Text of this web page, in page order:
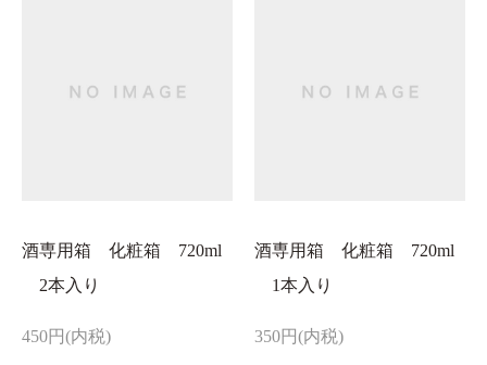
酒専用箱 化粧箱 720ml
2本入り
450円(内税)
酒専用箱 化粧箱 720ml
1本入り
350円(内税)